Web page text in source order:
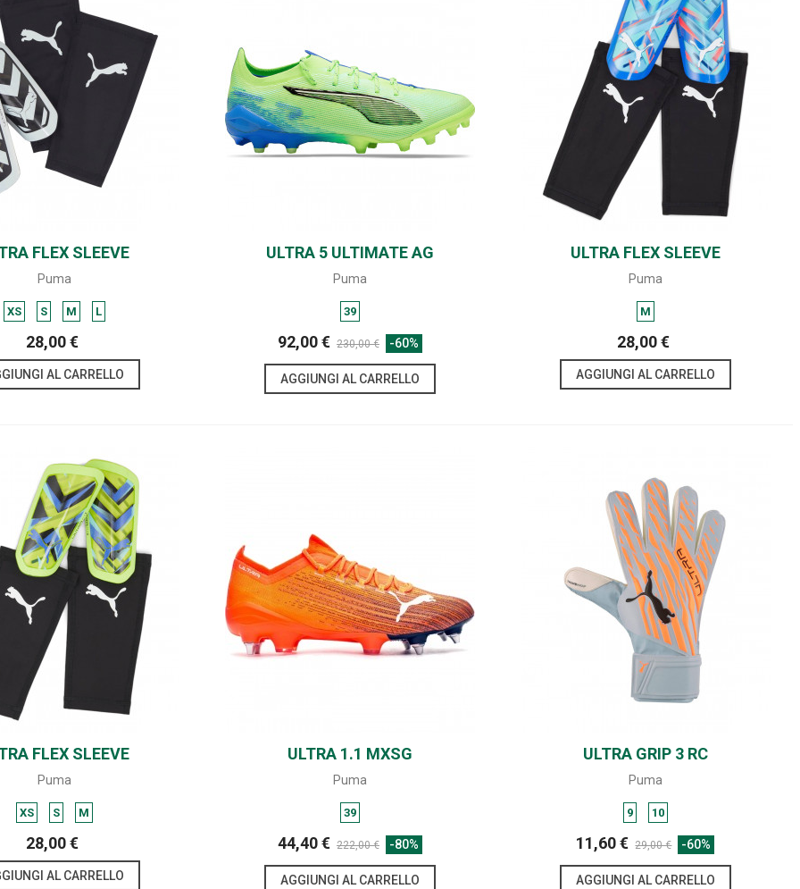
SHARE
FLEX SLEEVE
Puma
XS S M L
28,00 €
AL CARRELLO
SHARE
ULTRA 5 ULTIMATE AG
Puma
39
92,00 € 230,00 € -60%
AGGIUNGI AL CARRELLO
SHARE
ULTRA FLEX SLEEVE
Puma
M
28,00 €
AGGIUNGI AL CARRELLO
SHARE
FLEX SLEEVE
Puma
XS S M
28,00 €
AL CARRELLO
SHARE
ULTRA 1.1 MXSG
Puma
39
44,40 € 222,00 € -80%
AGGIUNGI AL CARRELLO
SHARE
ULTRA GRIP 3 RC
Puma
9 10
11,60 € 29,00 € -60%
AGGIUNGI AL CARRELLO